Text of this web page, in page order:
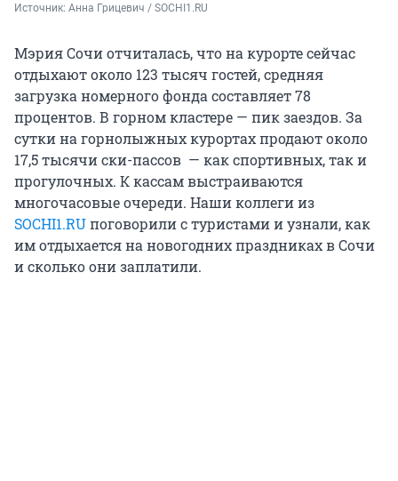
Источник: Анна Грицевич / SOCHI1.RU
Мэрия Сочи отчиталась, что на курорте сейчас
отдыхают около 123 тысяч гостей, средняя
загрузка номерного фонда составляет 78
процентов. В горном кластере — пик заездов. За
сутки на горнолыжных курортах продают около
17,5 тысячи ски-пассов — как спортивных, так и
прогулочных. К кассам выстраиваются
многочасовые очереди. Наши коллеги из
SOCHI1.RUпоговорили с туристами и узнали, как
им отдыхается на новогодних праздниках в Сочи
и сколько они заплатили.